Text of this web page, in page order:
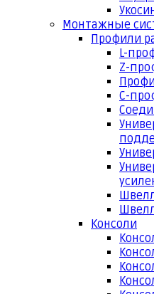
Монтажные
Профили
L-
Z-
С-
Консоли